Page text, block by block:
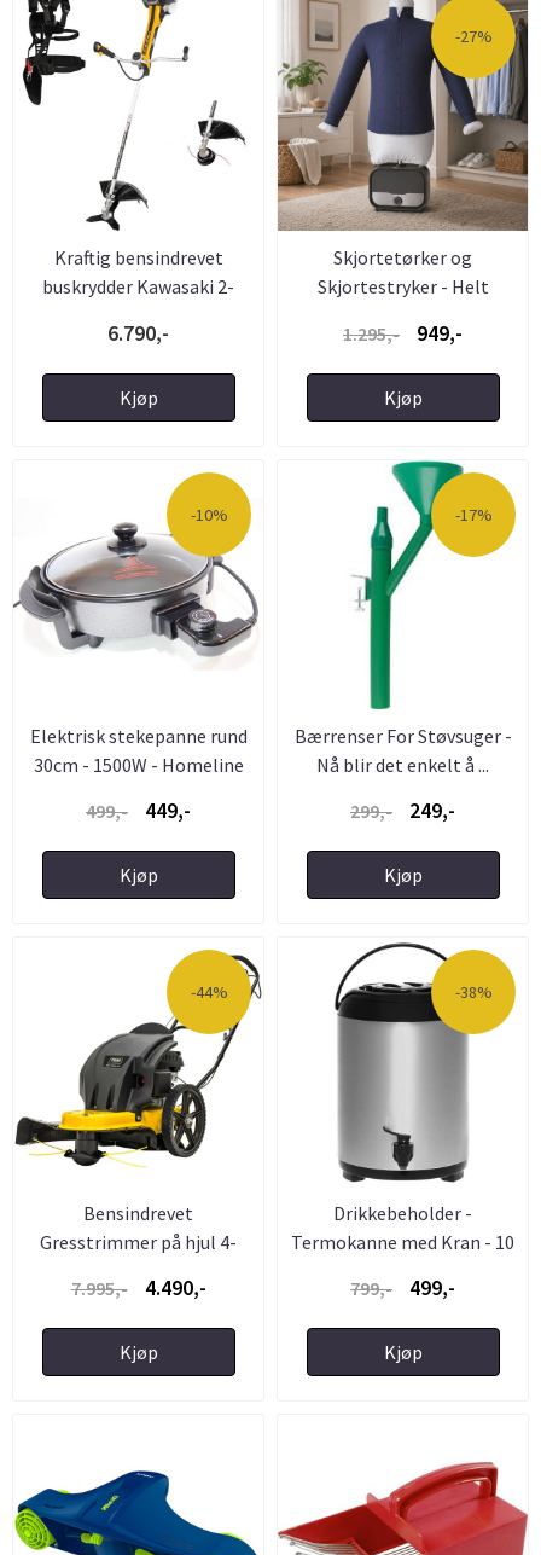
Kraftig bensindrevet
buskrydder Kawasaki 2-
6.790,-
Kjøp
-27%
Skjortetørker og
Skjortestryker - Helt
1.295,- 949,-
Kjøp
-10%
Elektrisk stekepanne rund
30cm - 1500W - Homeline
499,-
449,-
Kjøp
-17%
Bærrenser For Støvsuger -
Nå blir det enkelt å ...
299,-
249,-
Kjøp
-44%
Bensindrevet
Gresstrimmer på hjul 4-
7.995,- 4.490,-
Kjøp
-38%
Drikkebeholder -
Termokanne med Kran - 10
799,- 499,-
Kjøp